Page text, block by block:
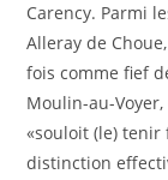
Carency. Parmi
Alleray de
fois comme fief
Moulin-au-
«souloit (le) tenir
distinction